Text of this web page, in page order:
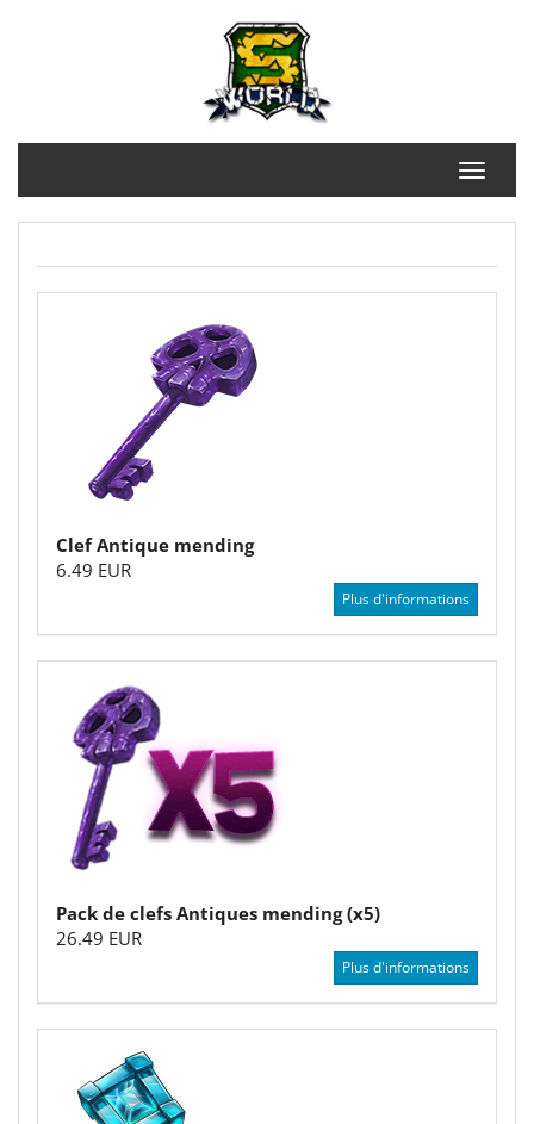
Clef Antique mending
6.49 EUR
Plus d'informations
Pack de clefs Antiques mending (x5)
26.49 EUR
Plus d'informations